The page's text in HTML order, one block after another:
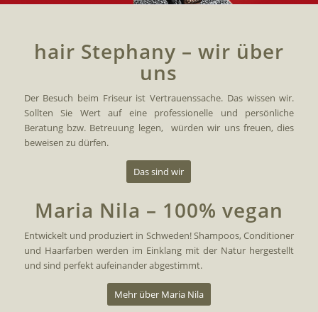
hair Stephany – wir über
uns
Der Besuch beim Friseur ist Vertrauenssache. Das wissen wir.
Sollten Sie Wert auf eine professionelle und persönliche
Beratung bzw. Betreuung legen, würden wir uns freuen, dies
beweisen zu dürfen.
Das sind wir
Maria Nila – 100% vegan
Entwickelt und produziert in Schweden! Shampoos, Conditioner
und Haarfarben werden im Einklang mit der Natur hergestellt
und sind perfekt aufeinander abgestimmt.
Mehr über Maria Nila